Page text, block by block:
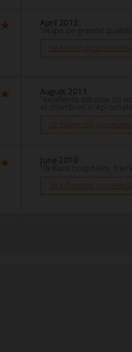
April 2012
“étape de grande qualité!
Se fullstendig
August 2011
“excellente adresse où
et chambres
Se fullstendig
June 2010
“Brilliant hospitality,
Se fullstendig